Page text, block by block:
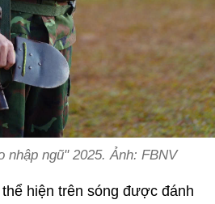
nhập ngũ" 2025. Ảnh: FBNV
hiện trên sóng được đánh